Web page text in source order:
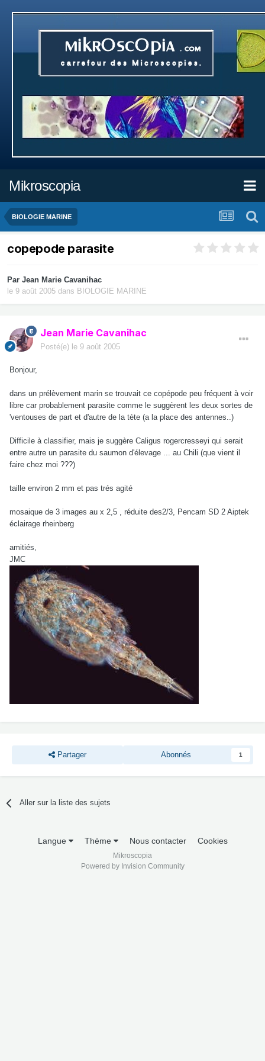
Mikroscopia
BIOLOGIE MARINE
copepode parasite
Par Jean Marie Cavanihac
le 9 août 2005 dans BIOLOGIE MARINE
Jean Marie Cavanihac
Posté(e) le 9 août 2005
Bonjour,
dans un prélèvement marin se trouvait ce copépode peu fréquent à voir
libre car probablement parasite comme le suggèrent les deux sortes de
'ventouses de part et d'autre de la tète (a la place des antennes..)
Difficile à classifier, mais je suggère Caligus rogercresseyi qui serait
entre autre un parasite du saumon d'élevage ... au Chili (que vient il
faire chez moi ???)
taille environ 2 mm et pas trés agité
mosaique de 3 images au x 2,5 , réduite des2/3, Pencam SD 2 Aiptek
éclairage rheinberg
amitiés,
JMC
Partager Abonnés 1
Aller sur la liste des sujets
Langue Thème Nous contacter Cookies
Mikroscopia
Powered by Invision Community